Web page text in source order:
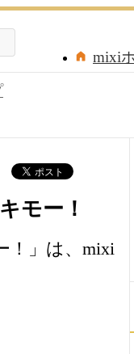
mixi
モー！
！」は、mixi